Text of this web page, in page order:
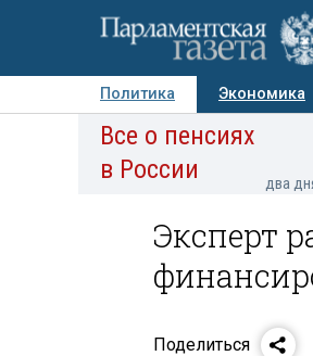
Политика Экономика
Авторы Персоны
Все о пенсиях
в России
два
Эксперт
Поделиться